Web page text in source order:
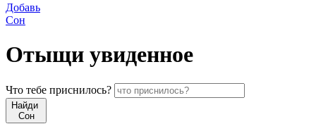
Добавь
Сон
Отыщи увиденное
Что тебе приснилось?
Найди
Сон